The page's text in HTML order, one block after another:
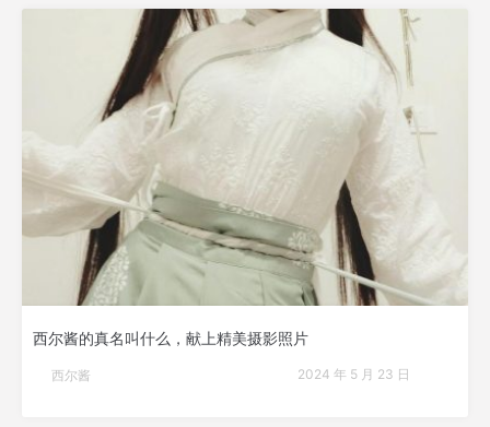
西尔酱的真名叫什么，献上精美摄影照片
西尔酱 2024 年 5 月 23 日